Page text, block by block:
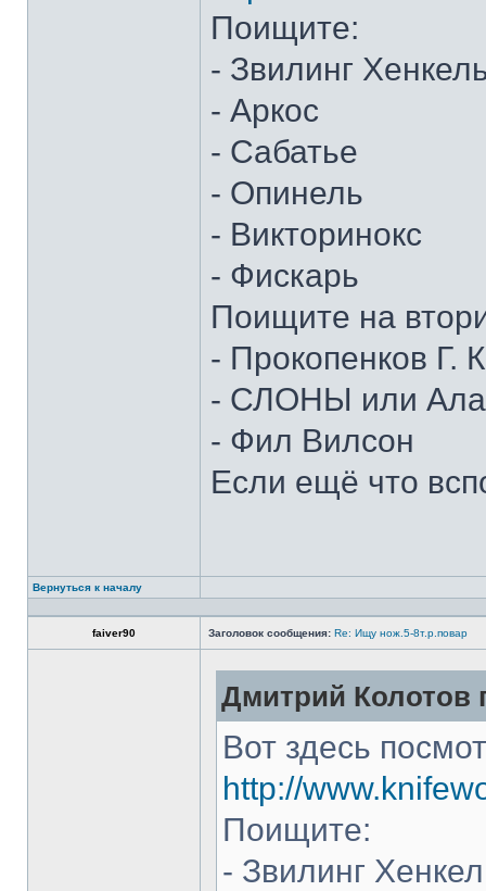
Поищите:
- Звилинг
- Аркос
- Сабатье
- Опинель
- Викторинокс
- Фискарь
Поищите на
- Прокопенков Г.
- СЛОНЫ или
- Фил Вилсон
Если ещё что
Вернуться к началу
faiver90 Заголовок сообщения: Re: Ищу нож.5-8т.р.повар
Дмитрий Колотов
Вот здесь
http://
Поищите:
- Звилинг